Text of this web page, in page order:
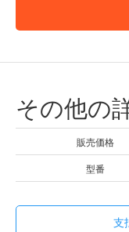
その他の
販売価格
型番
支